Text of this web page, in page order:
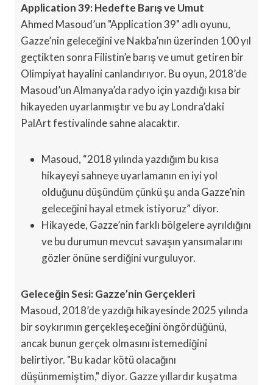
Application 39: Hedefte Barış ve Umut
Ahmed Masoud’un "Application 39" adlı oyunu,
Gazze’nin geleceğini ve Nakba’nın üzerinden 100 yıl
geçtikten sonra Filistin’e barış ve umut getiren bir
Olimpiyat hayalini canlandırıyor. Bu oyun, 2018’de
Masoud’un Almanya’da radyo için yazdığı kısa bir
hikayeden uyarlanmıştır ve bu ay Londra’daki
PalArt festivalinde sahne alacaktır.
Masoud, “2018 yılında yazdığım bu kısa
hikayeyi sahneye uyarlamanın en iyi yol
olduğunu düşündüm çünkü şu anda Gazze’nin
geleceğini hayal etmek istiyoruz” diyor.
Hikayede, Gazze’nin farklı bölgelere ayrıldığını
ve bu durumun mevcut savaşın yansımalarını
gözler önüne serdiğini vurguluyor.
Geleceğin Sesi: Gazze’nin Gerçekleri
Masoud, 2018’de yazdığı hikayesinde 2025 yılında
bir soykırımın gerçekleşeceğini öngördüğünü,
ancak bunun gerçek olmasını istemediğini
belirtiyor. "Bu kadar kötü olacağını
düşünmemiştim," diyor. Gazze yıllardır kuşatma